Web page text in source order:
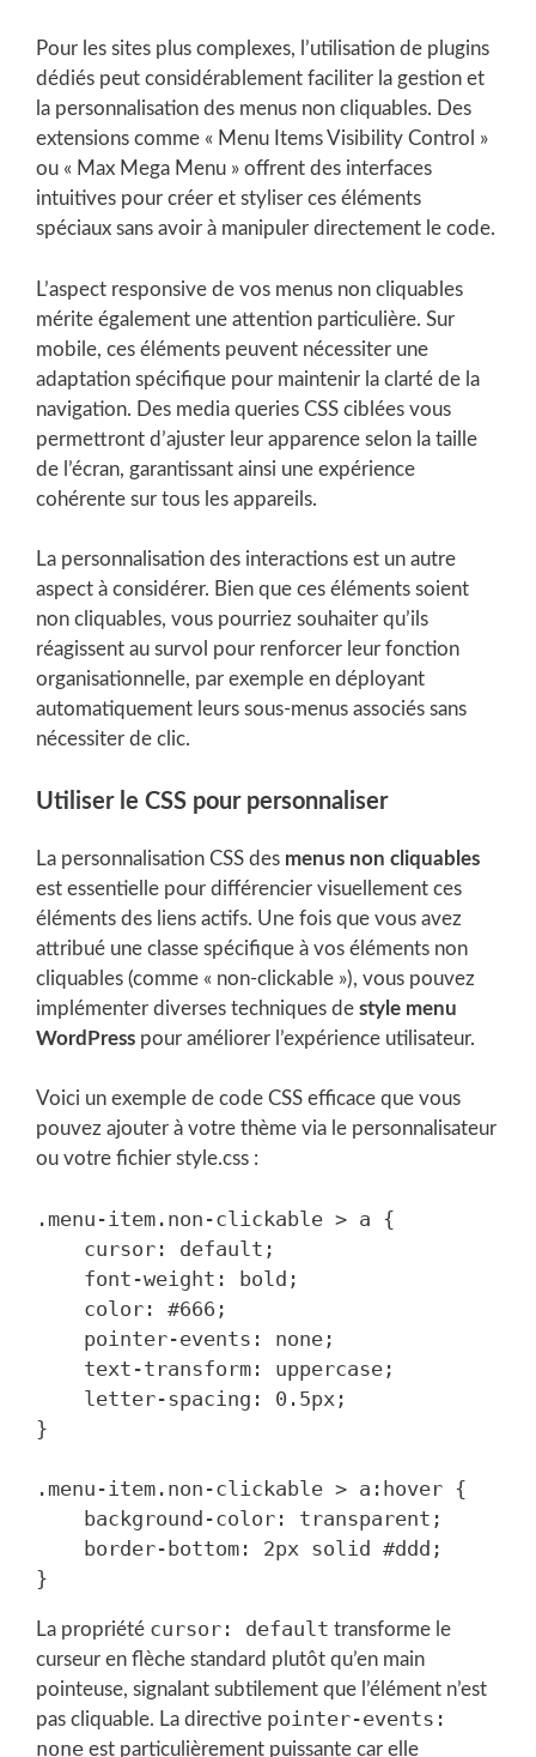
Pour les sites plus complexes, l’utilisation de plugins
dédiés peut considérablement faciliter la gestion et
la personnalisation des menus non cliquables. Des
extensions comme « Menu Items Visibility Control »
ou « Max Mega Menu » offrent des interfaces
intuitives pour créer et styliser ces éléments
spéciaux sans avoir à manipuler directement le code.
L’aspect responsive de vos menus non cliquables
mérite également une attention particulière. Sur
mobile, ces éléments peuvent nécessiter une
adaptation spécifique pour maintenir la clarté de la
navigation. Des media queries CSS ciblées vous
permettront d’ajuster leur apparence selon la taille
de l’écran, garantissant ainsi une expérience
cohérente sur tous les appareils.
La personnalisation des interactions est un autre
aspect à considérer. Bien que ces éléments soient
non cliquables, vous pourriez souhaiter qu’ils
réagissent au survol pour renforcer leur fonction
organisationnelle, par exemple en déployant
automatiquement leurs sous-menus associés sans
nécessiter de clic.
Utiliser le CSS pour personnaliser
La personnalisation CSS des menus non cliquables
est essentielle pour différencier visuellement ces
éléments des liens actifs. Une fois que vous avez
attribué une classe spécifique à vos éléments non
cliquables (comme « non-clickable »), vous pouvez
implémenter diverses techniques de style menu
WordPress pour améliorer l’expérience utilisateur.
Voici un exemple de code CSS efficace que vous
pouvez ajouter à votre thème via le personnalisateur
ou votre fichier style.css :
.menu-item.non-clickable > a {
}
.menu-item.non-clickable > a:hover {
La propriété cursor: default transforme le
curseur en flèche standard plutôt qu’en main
pointeuse, signalant subtilement que l’élément n’est
pas cliquable. La directive pointer-events:
none est particulièrement puissante car elle